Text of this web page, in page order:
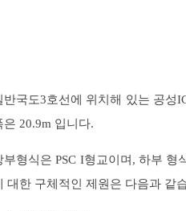
반국도3호선에 위치해 있는 공성
은 20.9m 입니다.
부형식은 PSC I형교이며, 하부
대한 구체적인 제원은 다음과 같